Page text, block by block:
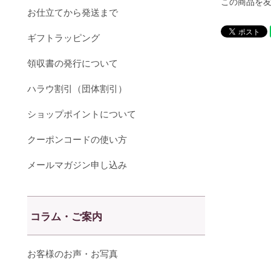
お仕立てから発送まで
ギフトラッピング
領収書の発行について
ハラウ割引（団体割引）
ショップポイントについて
クーポンコードの使い方
メールマガジン申し込み
コラム・ご案内
お客様のお声・お写真